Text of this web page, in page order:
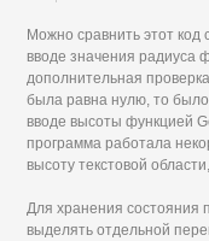
Можно сравнить этот
вводе значения радиуса
дополнительная
была равна нулю, то
вводе высоты функцией
программа работала
высоту текстовой
Для хранения состояния
выделять отдельной